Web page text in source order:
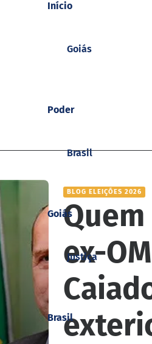
Goiás
Brasil
Justiça
Início
Poder
Goiás
Brasil
BLOG ELEIÇÕES 2026
ex-